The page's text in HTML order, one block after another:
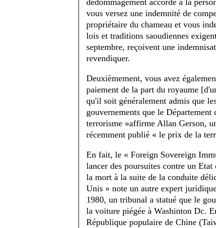
dédommagement accordé à la
vous versez une indemnité de
propriétaire du chameau et vous
lois et traditions saoudiennes
septembre, reçoivent une
revendiquer.
Deuxièmement, vous avez
paiement de la part du royaume
qu'il soit généralement admis que
gouvernements que le
terrorisme »affirme Allan Gerson,
récemment publié « le prix de la
En fait, le « Foreign Sovereign
lancer des poursuites contre un
la mort à la suite de la conduite
Unis » note un autre expert
1980, un tribunal a statué que le
la voiture piégée à Washinton Dc.
République populaire de Chine